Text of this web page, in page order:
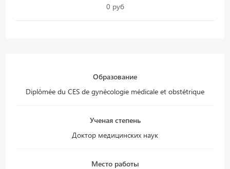
0 руб
Образование
Diplômée du CES de gynécologie médicale et obstétrique
Ученая степень
Доктор медицинских наук
Место работы